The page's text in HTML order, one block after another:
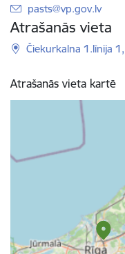
E-pasts:
pasts@vp.gov.lv
Atrašanās vieta
Čiekurkalna 1.līnija
Atrašanās vieta kartē